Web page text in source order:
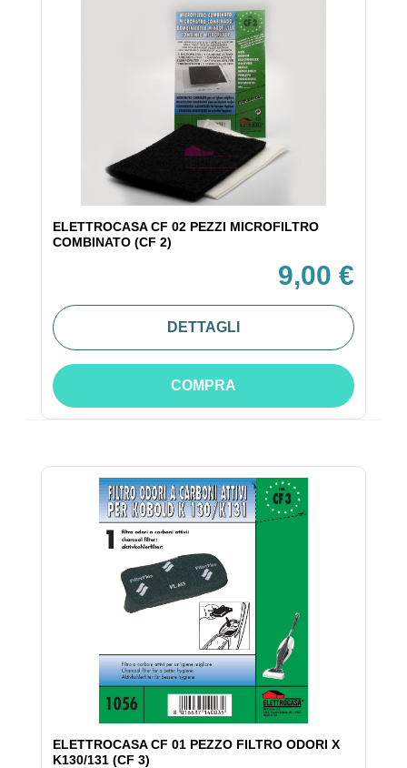
ELETTROCASA CF 02 PEZZI MICROFILTRO
COMBINATO (CF 2)
9,00 €
DETTAGLI
COMPRA
ELETTROCASA CF 01 PEZZO FILTRO ODORI X
K130/131 (CF 3)